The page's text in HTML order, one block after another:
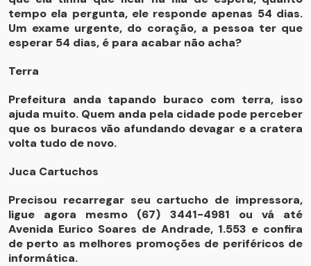
tempo ela pergunta, ele responde apenas 54 dias.
Um exame urgente, do coração, a pessoa ter que
esperar 54 dias, é para acabar não acha?
Terra
Prefeitura anda tapando buraco com terra, isso
ajuda muito. Quem anda pela cidade pode perceber
que os buracos vão afundando devagar e a cratera
volta tudo de novo.
Juca Cartuchos
Precisou recarregar seu cartucho de impressora,
ligue agora mesmo (67) 3441-4981 ou vá até
Avenida Eurico Soares de Andrade, 1.553 e confira
de perto as melhores promoções de periféricos de
informática.